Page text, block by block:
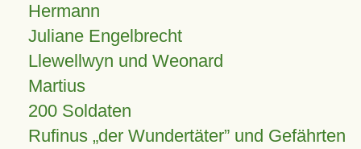
Hermann
Juliane Engelbrecht
Llewellwyn und Weonard
Martius
200 Soldaten
Rufinus „der Wundertäter” und Gefährten